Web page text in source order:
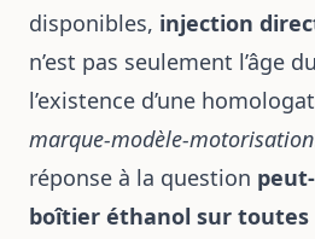
disponibles, injection
n’est pas seulement l’âge
l’existence d’une
marque-modèle-motorisation
réponse à la question
boîtier éthanol sur toutes